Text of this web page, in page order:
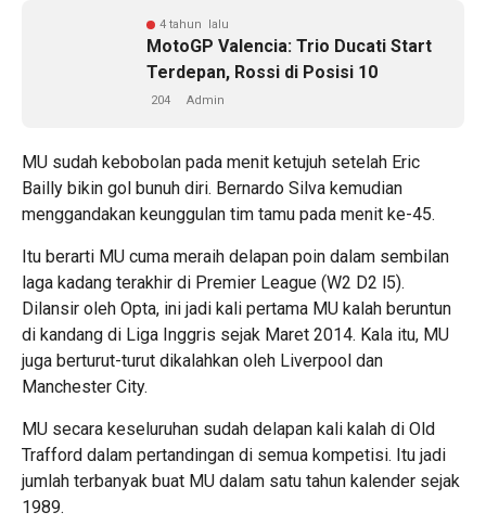
4 tahun lalu
MotoGP Valencia: Trio Ducati Start
Terdepan, Rossi di Posisi 10
204 Admin
MU sudah kebobolan pada menit ketujuh setelah Eric
Bailly bikin gol bunuh diri. Bernardo Silva kemudian
menggandakan keunggulan tim tamu pada menit ke-45.
Itu berarti MU cuma meraih delapan poin dalam sembilan
laga kadang terakhir di Premier League (W2 D2 l5).
Dilansir oleh Opta, ini jadi kali pertama MU kalah beruntun
di kandang di Liga Inggris sejak Maret 2014. Kala itu, MU
juga berturut-turut dikalahkan oleh Liverpool dan
Manchester City.
MU secara keseluruhan sudah delapan kali kalah di Old
Trafford dalam pertandingan di semua kompetisi. Itu jadi
jumlah terbanyak buat MU dalam satu tahun kalender sejak
1989.